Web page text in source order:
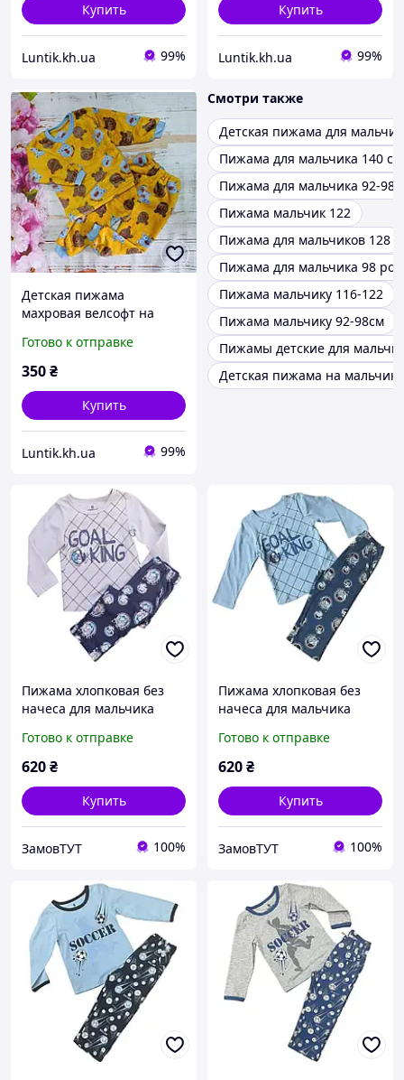
Купить
Luntik.kh.ua 99%
Купить
Luntik.kh.ua 99%
Детская пижама
махровая велсофт на
92, 98, 104, 110, 116, 122
Готово к отправке
350₴
Купить
Luntik.kh.ua 99%
Смотри также
Детская пижама для
Пижама для мальчика 140 см
Пижама для мальчика 92-98
Пижама мальчик 122
Пижама для мальчиков 128
Пижама для мальчика 98
Пижама мальчику 116-122
Пижама мальчику 92-98см
Пижамы детские для
Детская пижама на
Пижама хлопковая без
начеса для мальчика
(1-2 года), рост 86-92 см
серый
Готово к отправке
620₴
Купить
ЗамовТУТ 100%
Пижама хлопковая без
начеса для мальчика
(1-2 года), рост 86-92 см
синий
Готово к отправке
620₴
Купить
ЗамовТУТ 100%